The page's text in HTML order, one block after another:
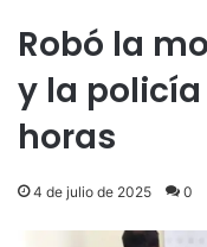
Robó la
y la
horas
4 de julio de 2025 0